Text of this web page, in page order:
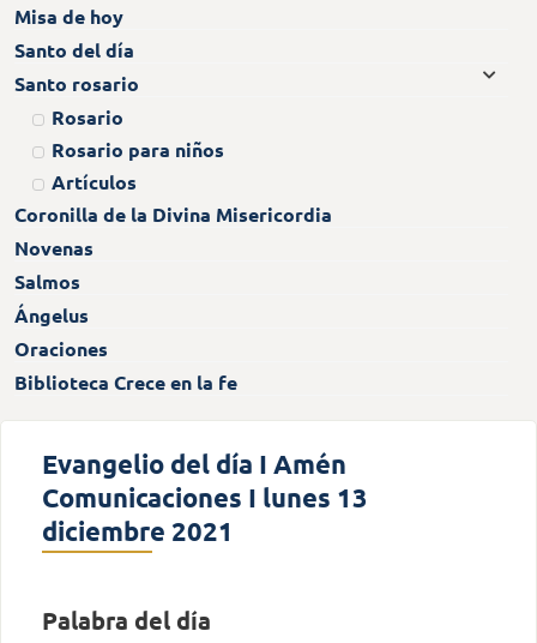
Misa de hoy
Santo del día
Santo rosario
Rosario
Rosario para niños
Artículos
Coronilla de la Divina Misericordia
Novenas
Salmos
Ángelus
Oraciones
Biblioteca Crece en la fe
Evangelio del día I Amén
Comunicaciones I lunes 13
diciembre 2021
Palabra del día